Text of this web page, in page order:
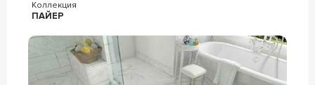
Коллекция
ПАЙЕР